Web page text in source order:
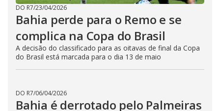
DO R7/23/04/2026
Bahia perde para o Remo e se
complica na Copa do Brasil
A decisão do classificado para as oitavas de final da Copa
do Brasil está marcada para o dia 13 de maio
DO R7/06/04/2026
Bahia é derrotado pelo Palmeiras